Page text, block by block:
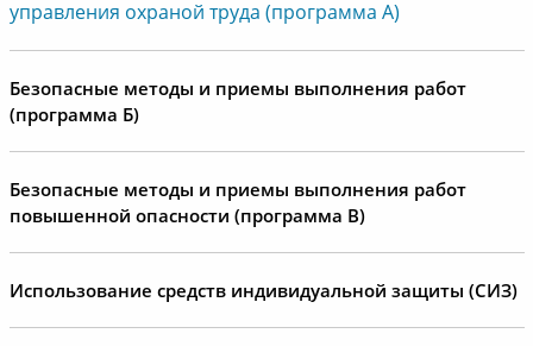
управления охраной труда (программа А)
Безопасные методы и приемы выполнения работ
(программа Б)
Безопасные методы и приемы выполнения работ
повышенной опасности (программа В)
Использование средств индивидуальной защиты (СИЗ)